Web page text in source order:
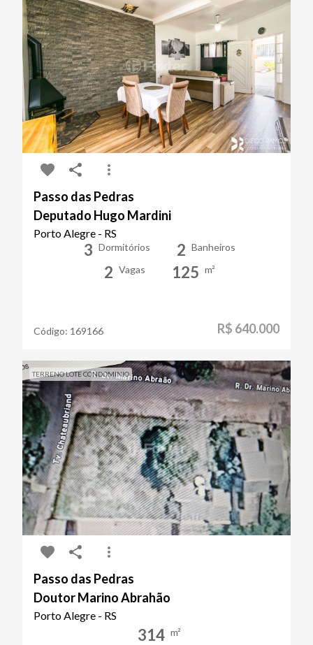
Passo das Pedras
Deputado Hugo Mardini
Porto Alegre - RS
3 Dormitórios 2 Banheiros
2 Vagas 125 m²
Código: 169166 R$ 640.000
TERRENO LOTE CONDOMINIO
Passo das Pedras
Doutor Marino Abrahão
Porto Alegre - RS
314 m²